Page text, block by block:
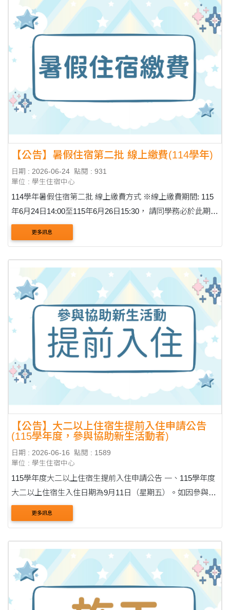
【公告】暑假住宿第二批 線上繳費(114學年)
日期 : 2026-06-24 點閱 : 931
單位 : 學生住宿中心
114學年暑假住宿第二批 線上繳費方式 ※線上繳費期間: 115
年6月24日14:00至115年6月26日15:30， 請同學務必於此期限
內進行繳費。 步驟一:進入學生資訊系統最上方的欄位點選繳
更多訊息
【公告】大二以上住宿生提前入住申請公告
(115學年度，參與協助新生活動者)
日期 : 2026-06-16
點閱 : 1589
單位 : 學生住宿中心
115學年度大二以上住宿生提前入住申請公告 一、115學年度
大二以上住宿生入住日期為9月11日（星期五）。如因參與校
內單位或社團辦理之新生協助活動（如系學會協助新生搬
宿、社團迎新活動等），有提前入住需求者，請....
更多訊息